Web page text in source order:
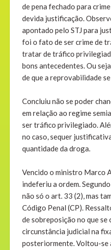
de pena fechado para
devida justificação.
apontado pelo STJ para
foi o fato de ser crime de
tratar de tráfico
bons antecedentes. Ou
de que a reprovabilidade
Concluiu não se poder
em relação ao regime
ser tráfico privilegiado.
no caso, sequer
quantidade da droga.
Vencido o ministro Marco
indeferiu a ordem.
não só o art. 33 (2), mas
Código Penal (CP).
de sobreposição no que
circunstância judicial na
posteriormente. Voltou-se